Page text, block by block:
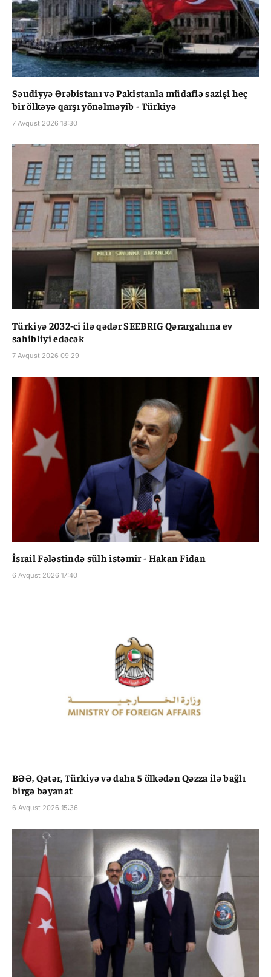
Səudiyyə Ərəbistanı və Pakistanla müdafiə sazişi heç
bir ölkəyə qarşı yönəlməyib - Türkiyə
7 Avqust 2026 18:30
Türkiyə 2032-ci ilə qədər SEEBRIG Qərargahına ev
sahibliyi edəcək
7 Avqust 2026 09:29
İsrail Fələstində sülh istəmir - Hakan Fidan
6 Avqust 2026 17:40
BƏƏ, Qətər, Türkiyə və daha 5 ölkədən Qəzza ilə bağlı
birgə bəyanat
6 Avqust 2026 15:36